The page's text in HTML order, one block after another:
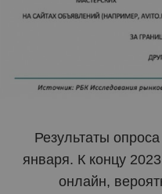
Результаты
января. К концу
онлайн,